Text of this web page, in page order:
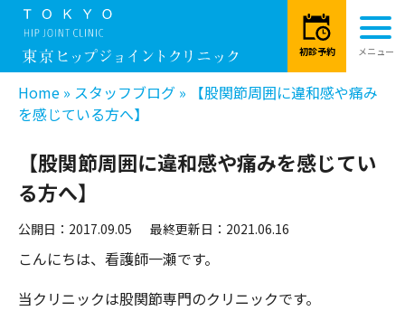
Home » スタッフブログ »
【股関節周囲に違和感や痛み
を感じている方へ】
【股関節周囲に違和感や痛みを感じてい
る方へ】
公開日：2017.09.05 最終更新日：2021.06.16
こんにちは、看護師一瀬です。
当クリニックは股関節専門のクリニックです。